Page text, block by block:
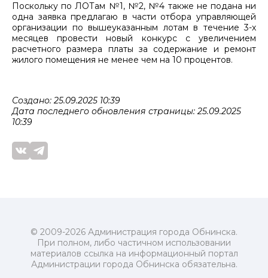
Поскольку по ЛОТам №1, №2, №4 также не подана ни
одна заявка предлагаю в части отбора управляющей
организации по вышеуказанным лотам в течение 3-х
месяцев провести новый конкурс с увеличением
расчетного размера платы за содержание и ремонт
жилого помещения не менее чем на 10 процентов.
Создано: 25.09.2025 10:39
Дата последнего обновления страницы: 25.09.2025
10:39
© 2009-2026 Администрация города Обнинска.
При полном, либо частичном использовании
материалов ссылка на информационный портал
Администрации города Обнинска обязательна.